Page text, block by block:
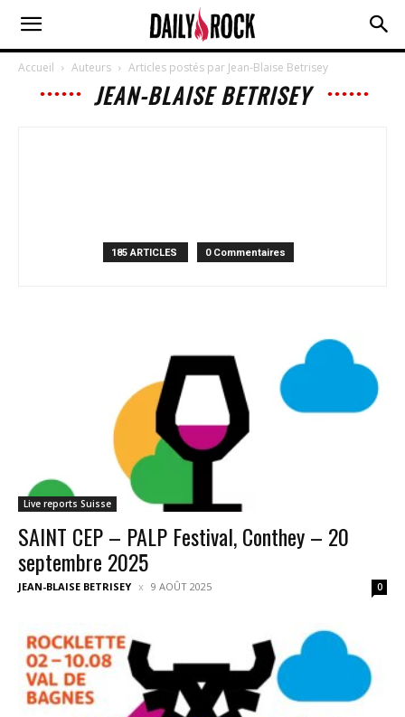
Accueil Auteurs Articles postés par Jean-Blaise Betrisey
JEAN-BLAISE BETRISEY
185 ARTICLES 0 Commentaires
Live reports Suisse
SAINT CEP – PALP Festival, Conthey – 20
septembre 2025
JEAN-BLAISE BETRISEY 9 AOÛT 2025 0